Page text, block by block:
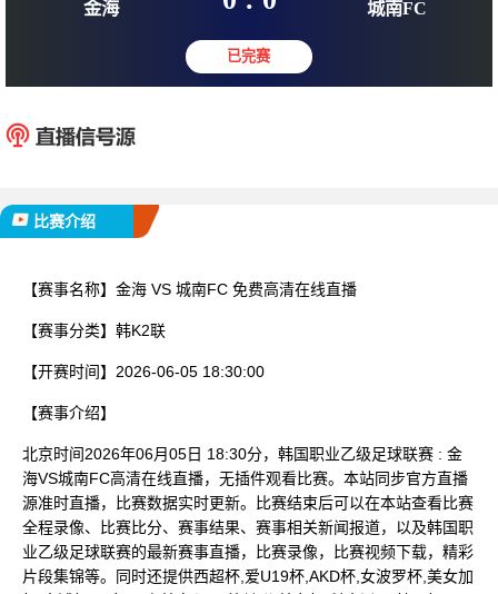
2026-06-05 18:30:00
0 : 0
比赛介绍
【赛事名称】 金海 VS 城南FC 免费高清在线直播
【赛事分类】 韩K2联
【开赛时间】 2026-06-05 18:30:00
【赛事介绍】
北京时间2026年06月05日 18:30分，韩国职业乙级足球联赛 : 金
海VS城南FC高清在线直播，无插件观看比赛。本站同步官方直播
源准时直播，比赛数据实时更新。比赛结束后可以在本站查看比赛
全程录像、比赛比分、赛事结果、赛事相关新闻报道，以及韩国职
业乙级足球联赛的最新赛事直播，比赛录像，比赛视频下载，精彩
片段集锦等。同时还提供西超杯,爱U19杯,AKD杯,女波罗杯,美女加